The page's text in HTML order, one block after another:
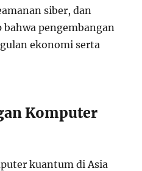
siber, dan
pengembangan
ekonomi serta
Komputer
kuantum di Asia